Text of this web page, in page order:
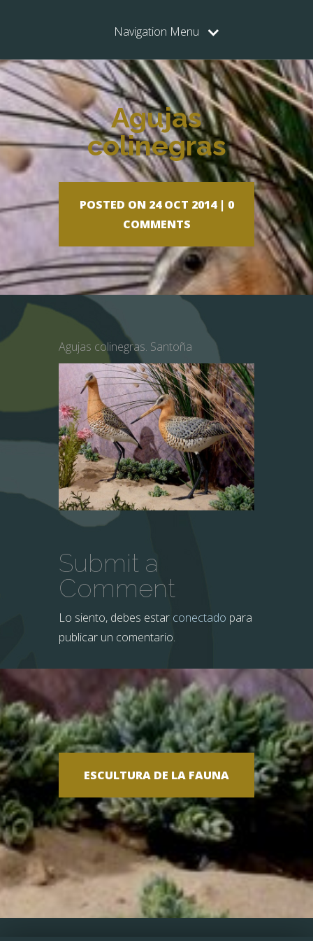
Navigation Menu
Agujas
colinegras
POSTED ON 24 OCT 2014 | 0
COMMENTS
Agujas colinegras. Santoña
Submit a
Comment
Lo siento, debes estar conectado para
publicar un comentario.
ESCULTURA DE LA FAUNA